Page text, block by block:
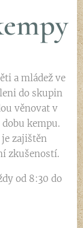
a mládež ve
do skupin
věnovat v
kempu.
zajištěn
zkušeností.
od 8:30 do